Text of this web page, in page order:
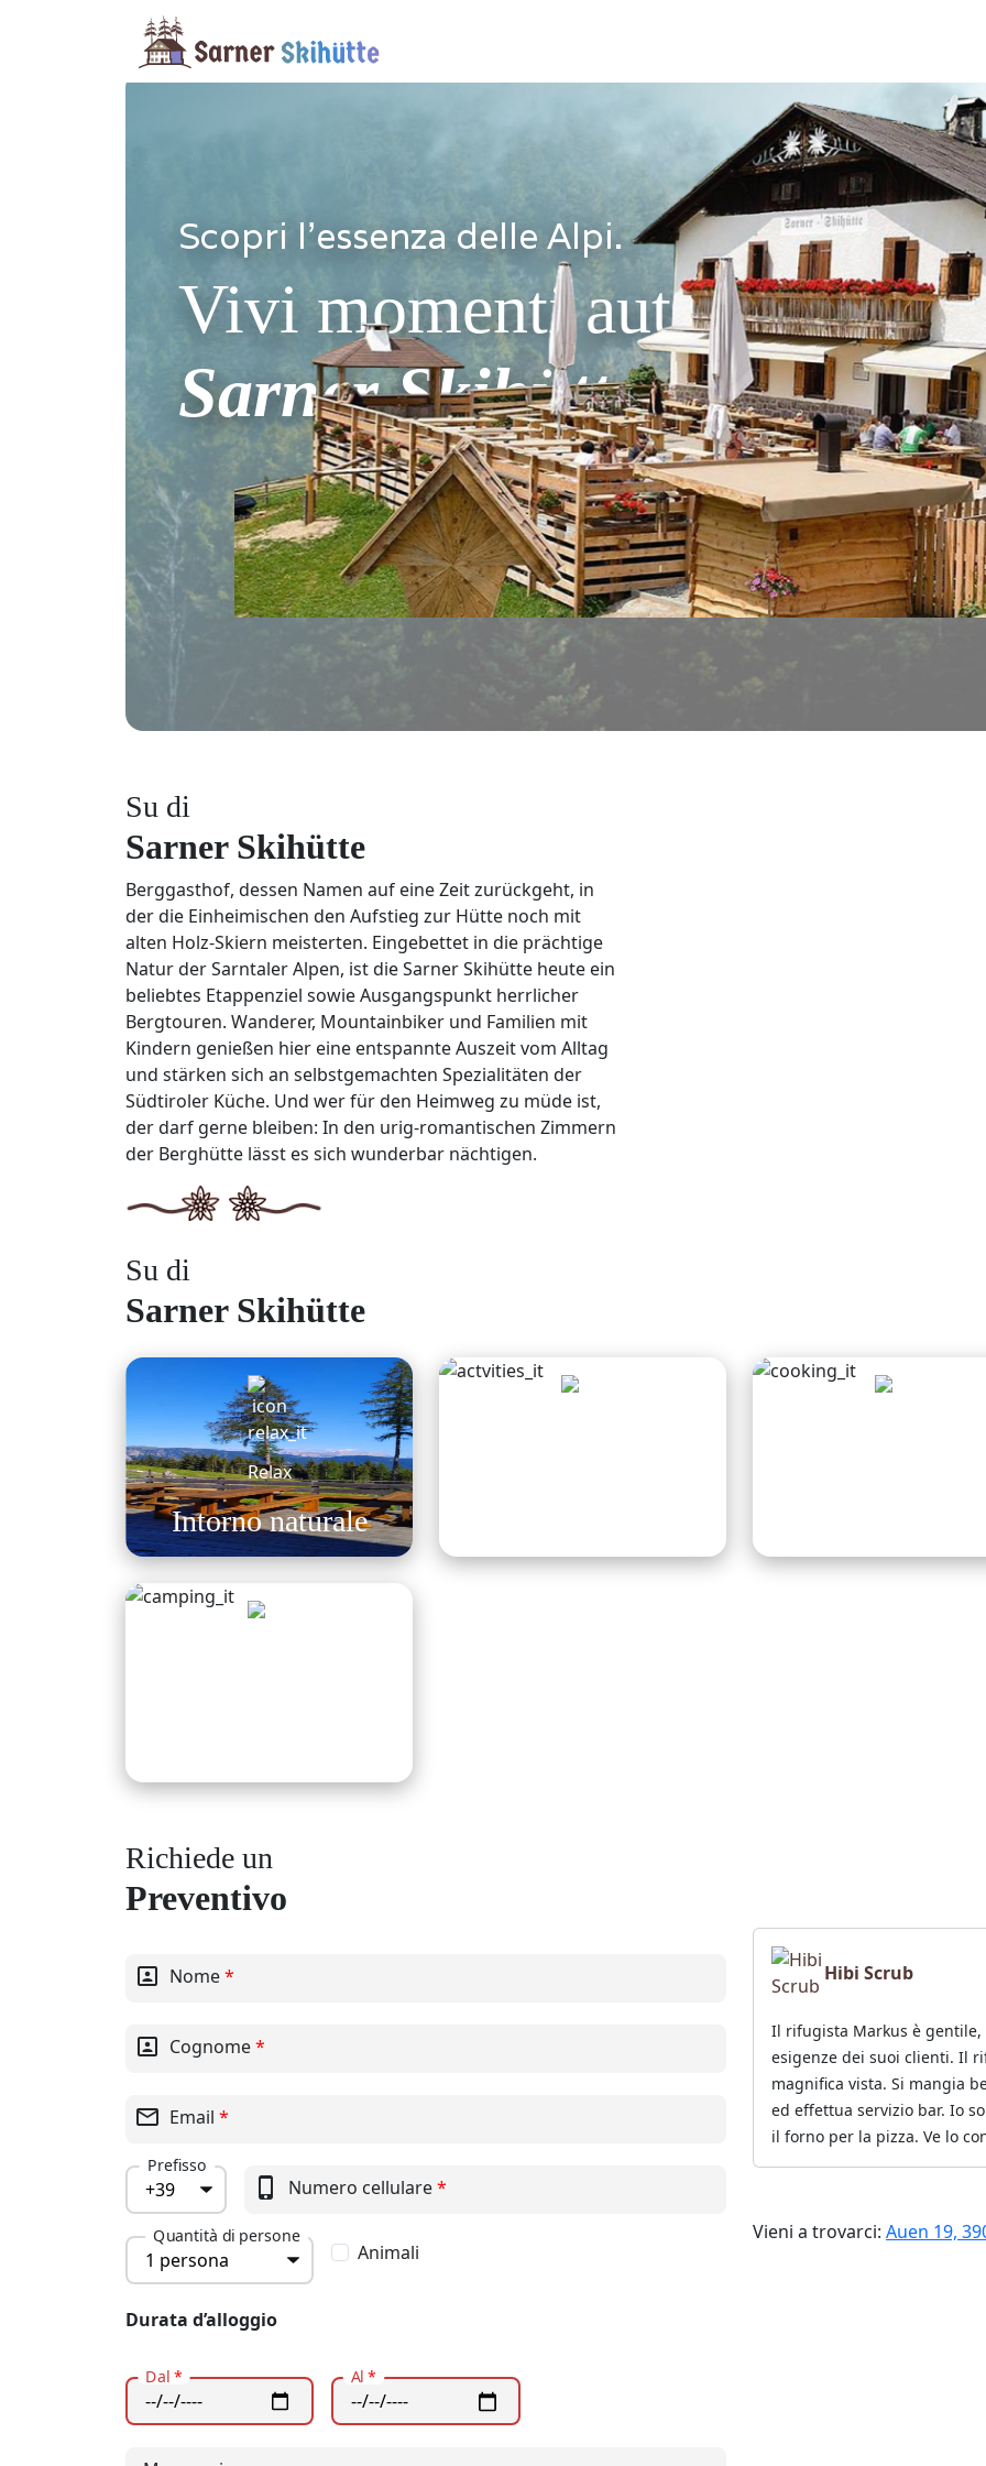
Scopri l'essenza delle Alpi.
Vivi momenti autentici alla
Sarner Skihütte
Su di
Sarner Skihütte
Berggasthof, dessen Namen auf eine Zeit zurückgeht, in
der die Einheimischen den Aufstieg zur Hütte noch mit
alten Holz-Skiern meisterten. Eingebettet in die prächtige
Natur der Sarntaler Alpen, ist die Sarner Skihütte heute ein
beliebtes Etappenziel sowie Ausgangspunkt herrlicher
Bergtouren. Wanderer, Mountainbiker und Familien mit
Kindern genießen hier eine entspannte Auszeit vom Alltag
und stärken sich an selbstgemachten Spezialitäten der
Südtiroler Küche. Und wer für den Heimweg zu müde ist,
der darf gerne bleiben: In den urig-romantischen Zimmern
der Berghütte lässt es sich wunderbar nächtigen.
Su di
Sarner Skihütte
Relax
Intorno naturale
Richiede un
Preventivo
Nome*
portrait
Cognome*
portrait
Email *
mail_outline
Prefisso
Numero cellulare*
phone_iphone
Quantità di persone
Animali
Durata d’alloggio
Dal * Al*
Hibi Scrub
Il rifugista Markus è gentile,
esigenze dei suoi clienti. Il
magnifica vista. Si mangia
ed effettua servizio bar. Io
il forno per la pizza. Ve lo
Vieni a trovarci: Auen 19,